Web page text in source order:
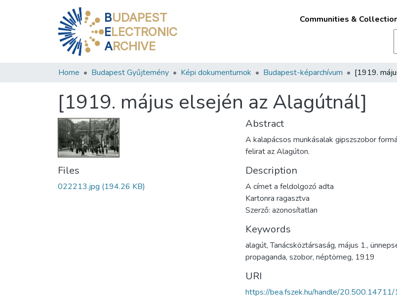
BUDAPEST
ELECTRONIC
ARCHIVE
Communities &
Home Budapest Gyűjtemény Képi dokumentumok Budapest-képarchívum
[1919. május elsején az Alagútnál]
Files
022213.jpg (194.26 KB)
Abstract
A kalapácsos munkásalak gipszszobor
felirat az Alagúton.
Description
A címet a feldolgozó adta
Kartonra ragasztva
Szerző: azonosítatlan
Keywords
alagút,Tanácsköztársaság, május 1.,
propaganda, szobor, néptömeg, 1919
URI
https://bea.fszek.hu/handle/